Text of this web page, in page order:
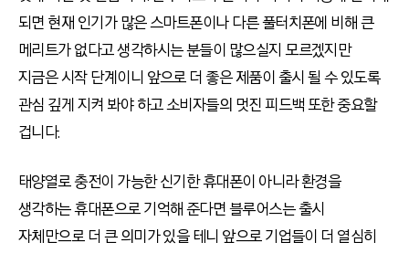
되면 현재 인기가 많은 스마트폰이나 다른 풀터치폰에 비해 큰
메리트가 없다고 생각하시는 분들이 많으실지 모르겠지만
지금은 시작 단계이니 앞으로 더 좋은 제품이 출시 될 수 있도록
관심 깊게 지켜 봐야 하고 소비자들의 멋진 피드백 또한 중요할
겁니다.
태양열로 충전이 가능한 신기한 휴대폰이 아니라 환경을
생각하는 휴대폰으로 기억해 준다면 블루어스는 출시
자체만으로 더 큰 의미가 있을 테니 앞으로 기업들이 더 열심히